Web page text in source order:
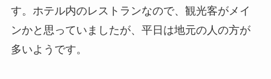
す。ホテル内のレストランなので、観光客がメイ
ンかと思っていましたが、平日は地元の人の方が
多いようです。